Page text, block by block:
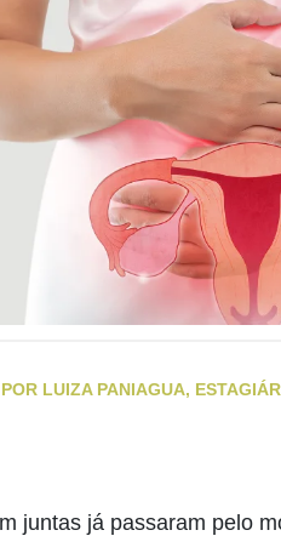
LUIZA PANIAGUA,
juntas já passaram pelo